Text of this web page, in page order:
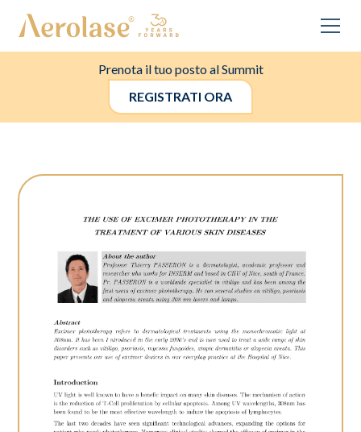
Prenota il tuo posto al Summit
REGISTRATI ORA